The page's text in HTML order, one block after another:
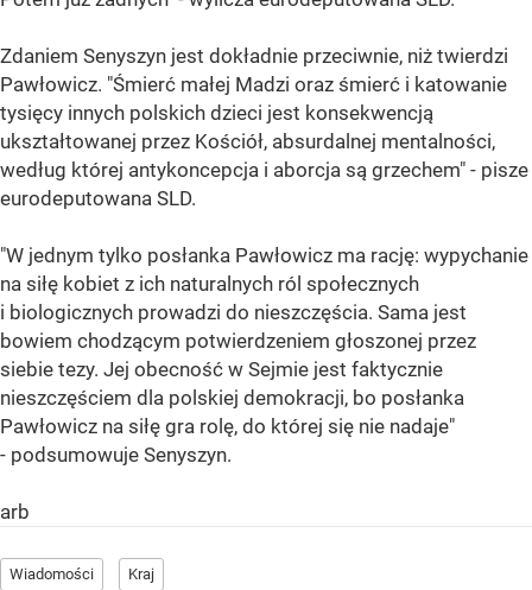
Zdaniem Senyszyn jest dokładnie przeciwnie, niż twierdzi
Pawłowicz. "Śmierć małej Madzi oraz śmierć i katowanie
tysięcy innych polskich dzieci jest konsekwencją
ukształtowanej przez Kościół, absurdalnej mentalności,
według której antykoncepcja i aborcja są grzechem" - pisze
eurodeputowana SLD.
"W jednym tylko posłanka Pawłowicz ma rację: wypychanie
na siłę kobiet z ich naturalnych ról społecznych
i biologicznych prowadzi do nieszczęścia. Sama jest
bowiem chodzącym potwierdzeniem głoszonej przez
siebie tezy. Jej obecność w Sejmie jest faktycznie
nieszczęściem dla polskiej demokracji, bo posłanka
Pawłowicz na siłę gra rolę, do której się nie nadaje"
- podsumowuje Senyszyn.
arb
Wiadomości Kraj